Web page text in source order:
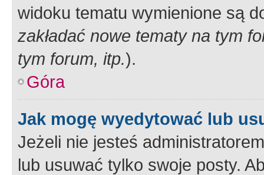
widoku tematu wymienione są
zakładać nowe tematy na tym
tym forum, itp.).
Góra
Jak mogę wyedytować lub
Jeżeli nie jesteś
lub usuwać tylko swoje posty.